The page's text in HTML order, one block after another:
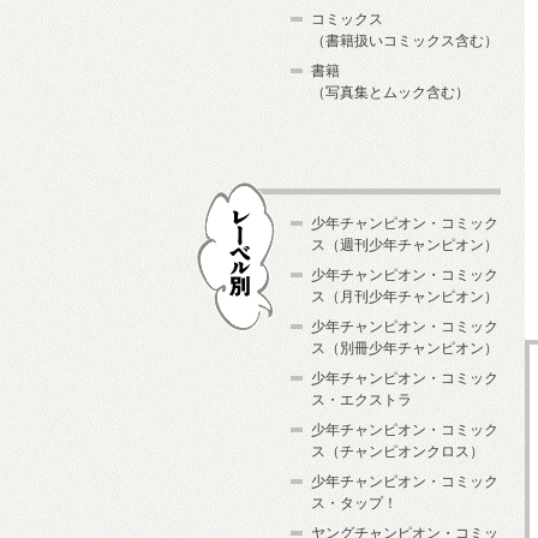
コミックス
（書籍扱いコミックス含む）
書籍
（写真集とムック含む）
少年チャンピオン・コミック
ス（週刊少年チャンピオン）
少年チャンピオン・コミック
ス（月刊少年チャンピオン）
少年チャンピオン・コミック
ス（別冊少年チャンピオン）
少年チャンピオン・コミック
ス・エクストラ
少年チャンピオン・コミック
ス（チャンピオンクロス）
少年チャンピオン・コミック
ス・タップ！
ヤングチャンピオン・コミッ